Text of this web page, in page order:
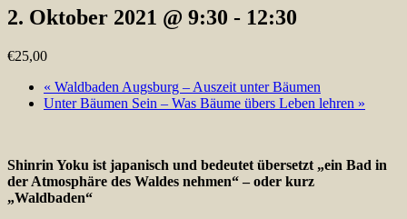
2. Oktober 2021 @ 9:30 - 12:30
€25,00
« Waldbaden Augsburg – Auszeit unter Bäumen
Unter Bäumen Sein – Was Bäume übers Leben lehren »
Shinrin Yoku ist japanisch und bedeutet übersetzt „ein Bad in
der Atmosphäre des Waldes nehmen“ – oder kurz
„Waldbaden“